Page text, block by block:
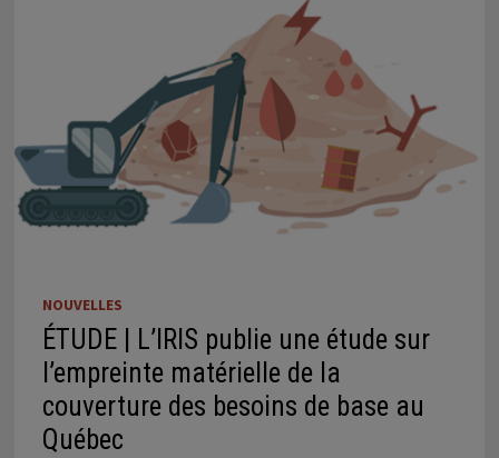
NOUVELLES
ÉTUDE | L’IRIS publie une étude sur
l’empreinte matérielle de la
couverture des besoins de base au
Québec